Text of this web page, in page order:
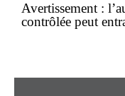
Avertissement :
contrôlée peut